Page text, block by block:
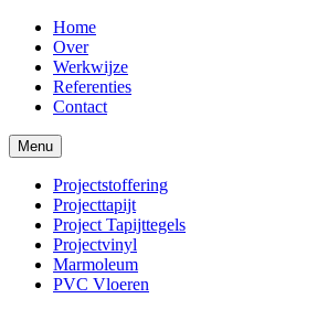
Home
Over
Werkwijze
Referenties
Contact
Menu
Projectstoffering
Projecttapijt
Project Tapijttegels
Projectvinyl
Marmoleum
PVC Vloeren